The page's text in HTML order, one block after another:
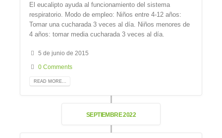
El eucalipto ayuda al funcionamiento del sistema
respiratorio. Modo de empleo: Niños entre 4-12 años:
Tomar una cucharada 3 veces al día. Niños menores de
4 años: tomar media cucharada 3 veces al día.
5 de junio de 2015
0 Comments
READ MORE...
SEPTIEMBRE 2022